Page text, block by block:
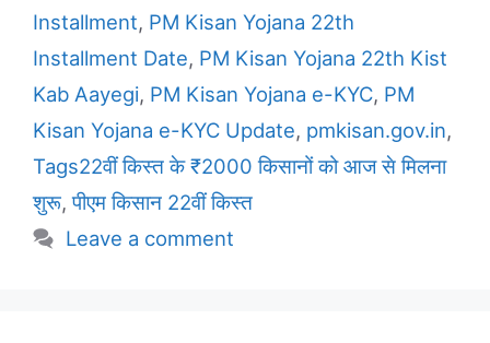
Installment, PM Kisan Yojana 22th
Installment Date, PM Kisan Yojana 22th Kist
Kab Aayegi, PM Kisan Yojana e-KYC, PM
Kisan Yojana e-KYC Update, pmkisan.gov.in,
Tags22वीं किस्त के ₹2000 किसानों को आज से मिलना
शुरू,पीएम किसान 22वीं किस्त
Leave a comment